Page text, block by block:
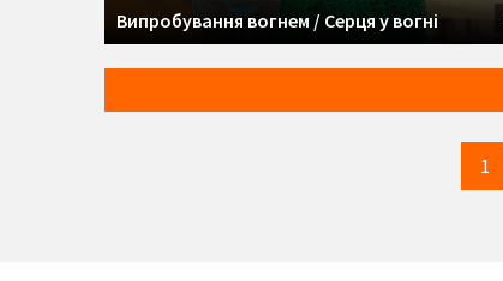
Випробування вогнем / Серця у вогні
1